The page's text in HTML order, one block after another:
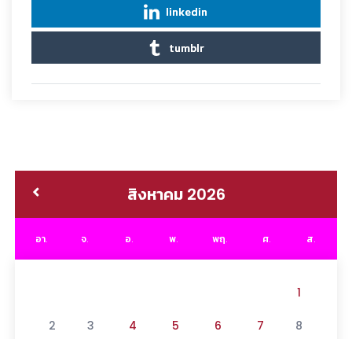
linkedin
tumblr
สิงหาคม 2026
อา. จ. อ. พ. พฤ. ศ. ส.
1
2 3 4 5 6 7 8